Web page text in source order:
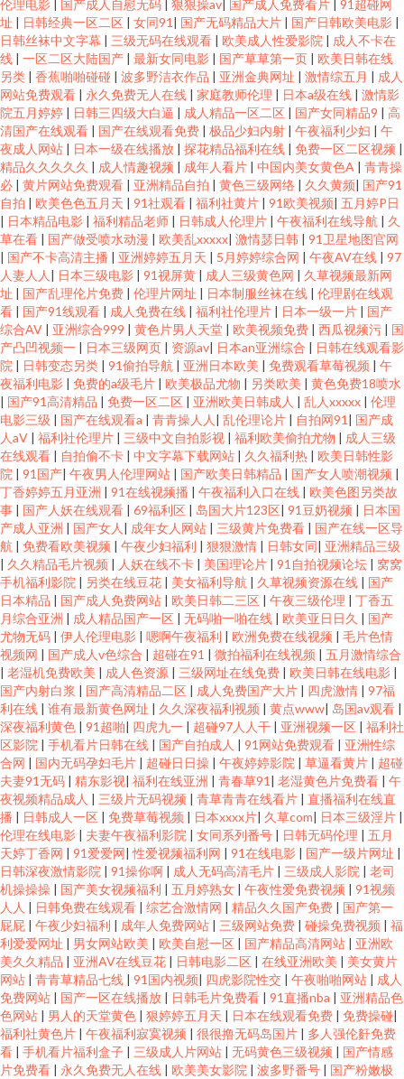
伦理电影 国产成人自慰无码 狠狠操av 国产成人免费看片
91超碰网
址 | 日韩经典一区二区 | 女同91 | 国产无码精品大片 | 国产日韩欧美电影 |
日韩丝袜中文字幕 | 三级无码在线观看 | 欧美成人性爱影院 | 成人不卡在
线 | 一区二区大陆国产 | 最新女同电影 | 国产草草第一页 | 欧美日韩在线
另类 | 香蕉啪啪碰碰 | 波多野洁衣作品 | 亚洲金典网址 | 激情综五月 | 成人
网站免费观看 | 永久免费无人在线 | 家庭教师伦理 | 日本a级在线 | 激情影
院五月婷婷 | 日韩三四级大白逼 | 成人精品一区二区 | 国产女同精品9 | 高
清国产在线观看 | 国产在线观看免费 | 极品少妇内射 | 午夜福利少妇 | 午
夜成人网站 | 日本一级在线播放 | 探花精品福利在线 | 免费一区二区视频 |
精品久久久久久 | 成人情趣视频 | 成年人看片 | 中国内美女黄色A | 青青操
必 | 黄片网站免费观看 | 亚洲精品自拍 | 黄色三级网络 | 久久黄频| 国产91
自拍 | 欧美色色五月天 | 91社观看 | 福利社黄片 | 91欧美视频| 五月婷P日
| 日本精品电影 | 福利精品老师 | 日韩成人伦理片 | 午夜福利在线导航 | 久
草在看 | 国产做受喷水动漫 | 欧美乱xxxxx| 激情瑟日韩 | 91卫星地图官网
| 国产不卡高清主播 | 亚洲婷婷五月天 | 5月婷婷综合网 | 午夜AV在线 | 97
人妻人人 | 日本三级电影 | 91视屏黄 | 成人三级黄色网 | 久草视频最新网
址 | 国产乱理伦片免费 | 伦理片网址 | 日本制服丝袜在线 | 伦理剧在线观
看 | 国产91线观看 | 成人免费在线 | 福利社伦理片 | 日本一级一片 | 国产
综合AV | 亚洲综合999 | 黄色片男人天堂 | 欧美视频免费 | 西瓜视频污 | 国
产凸凹视频一 | 日本三级网页 | 资源av| 日本an亚洲综合 | 日韩在线观看影
院 | 日韩变态另类 | 91偷拍导航 | 亚洲日本欧美 | 免费观看草莓视频 | 午
夜福利电影 | 免费的a级毛片 | 欧美极品尤物 | 另类欧美 | 黄色免费18喷水
| 国产91高清精品 | 免费一区二区 | 亚洲欧美日韩成人 | 乱人xxxxx | 伦理
电影三级 | 国产在线观看a | 青青操人人 | 乱伦理论片 | 自拍网91 | 国产成
人aV | 福利社伦理片 | 三级中文自拍影视 | 福利欧美偷拍尤物 | 成人三级
在线观看 | 自拍偷不卡 | 中文字幕下载网站 | 久久福利热 | 欧美日韩性影
院 | 91国产| 午夜男人伦理网站 | 国产欧美日韩精品 | 国产女人喷潮视频 |
丁香婷婷五月亚洲 | 91在线视频播 | 午夜福利入口在线 | 欧美色图另类故
事 | 国产人妖在线观看 | 69福利区 | 岛国大片123区| 91豆奶视频 | 日本国
产成人亚洲 | 国产女人 | 成年女人网站 | 三级黄片免费看 | 国产在线一区导
航 | 免费看欧美视频 | 午夜少妇福利 | 狠狠激情 | 日韩女同| 亚洲精品三级
| 久久精品毛片视频 | 人妖在线不卡 | 美国理论片 | 91自拍视频论坛 | 窝窝
手机福利影院 | 另类在线豆花 | 美女福利导航 | 久草视频资源在线 | 国产
日本精品 | 国产成人免费网站 | 欧美日韩二三区 | 午夜三级伦理 | 丁香五
月综合亚洲 | 成人精品国产一区 | 无码啪一啪在线 | 欧美亚日日久 | 国产
尤物无码 | 伊人伦理电影 | 嗯啊午夜福利 | 欧洲免费在线视频 | 毛片色情
视频网 | 国产成人v色综合 | 超碰在91 | 微拍福利在线视频 | 五月激情综合
| 老湿机免费欧美 | 成人色资源 | 三级网址在线免费 | 欧美日韩在线电影 |
国产内射白浆 | 国产高清精品二区 | 成人免费国产大片 | 四虎激情 | 97福
利在线 | 谁有最新黄色网址 | 久久深夜福利视频 | 黄点www| 岛国av观看 |
深夜福利黄色 | 91超啪| 四虎九一 | 超碰97人人干 | 亚洲视频一区 | 福利社
区影院 | 手机看片日韩在线 | 国产自拍成人 | 91网站免费观看 | 亚洲性综
合网 | 国内无码孕妇毛片 | 超碰日日操 | 午夜婷婷影院 | 草逼看黄片 | 超碰
夫妻91无码 | 精东影视| 福利在线亚洲 | 青春草91 | 老湿黄色片免费看 | 午
夜视频精品成人 | 三级片无码视频 | 青草青青在线看片 | 直播福利在线直
播 | 日韩成人一区 | 免费草莓视频 | 日本xxxx片| 久草com| 日本三级淫片 |
伦理在线电影 | 夫妻午夜福利影院 | 女同系列番号 | 日韩无码伦理 | 五月
天婷丁香网 | 91爱爱网|性爱视频福利网 | 91在线电影 | 国产一级片网址 |
日韩深夜激情影院 | 91操你啊 | 成人无码高清毛片 | 三级成人影院 | 老司
机操操操 | 国产美女视频福利 | 五月婷熟女 | 午夜性爱免费视频 | 91视频
人人 | 日韩免费在线观看 | 综艺合激情网 | 精品久久国产免费 | 国产第一
屁屁 | 午夜少妇福利 | 成年人免费网站 | 三级网站免费 | 碰操免费视频 | 福
利爱爱网址 | 男女网站欧美 | 欧美自慰一区 | 国产精品高清网站 | 亚洲欧
美久久精品 | 亚洲AV在线豆花 | 日韩电影二区 | 在线亚洲欧美 | 美女黄片
网站 | 青青草精品七线 | 91国内视频| 四虎影院性交 | 午夜啪啪网站 | 成人
免费网站 | 国产一区在线播放 | 日韩毛片免费看 | 91直播nba | 亚洲精品色
色网站 | 男人的天堂黄色 | 狠婷婷五月天 | 日本在线观看免费 | 免费操碰|
福利社黄色片 | 午夜福利寂寞视频 | 很很撸无码岛国片 | 多人强伦姧免费
看 | 手机看片福利盒子 | 三级成人片网站 | 无码黄色三级视频 | 国产情感
片免费看 | 永久免费无人在线 | 欧美美女影院 | 波多野番号 | 国产粉嫩极